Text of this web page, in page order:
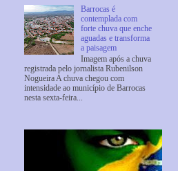
Barrocas é
contemplada com
forte chuva que enche
aguadas e transforma
a paisagem
Imagem após a chuva
registrada pelo jornalista Rubenilson
Nogueira A chuva chegou com
intensidade ao município de Barrocas
nesta sexta-feira...